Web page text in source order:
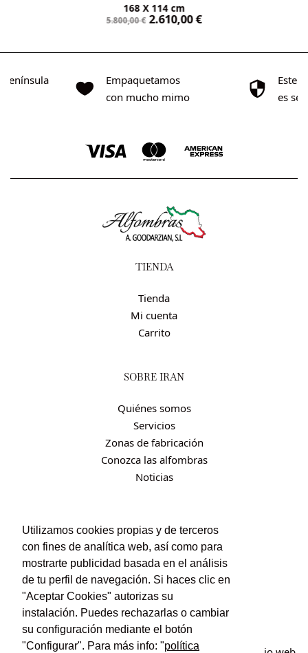
168 X 114 cm
5.800,00€ 2.610,00€
Empaquetamos
con mucho mimo
Este
es
TIENDA
Tienda
Mi cuenta
Carrito
SOBRE IRÁN
Quiénes somos
Servicios
Zonas de fabricación
Conozca las alfombras
Noticias
Contacto
Política de privacidad
Política de cookies
Condiciones de uso y contratación
Utilizamos cookies propias y de terceros
con fines de analítica web, así como para
mostrarte publicidad basada en el análisis
de tu perfil de navegación. Si haces clic en
"Aceptar Cookies" autorizas su
instalación. Puedes rechazarlas o cambiar
su configuración mediante el botón
"Configurar". Para más info: "política